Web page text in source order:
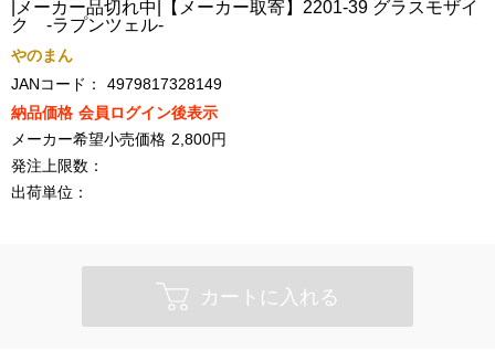
|メーカー品切れ中|【メーカー取寄】2201-39 グラスモザイ
ク ‐ラプンツェル‐
やのまん
JANコード：
4979817328149
納品価格 会員ログイン後表示
メーカー希望小売価格 2,800円
発注上限数：
出荷単位：
カートに入れる